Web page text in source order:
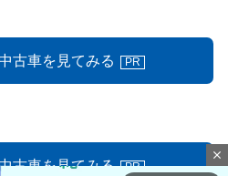
古車を見てみる PR
古車を見てみる PR
close